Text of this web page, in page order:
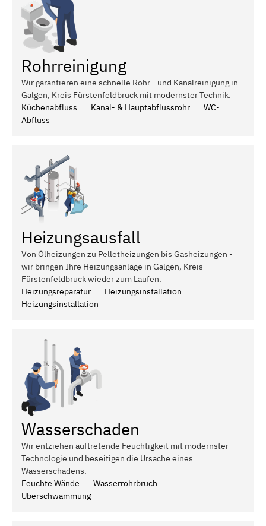
Rohrreinigung
Wir garantieren eine schnelle Rohr - und Kanalreinigung in
Galgen, Kreis Fürstenfeldbruck mit modernster Technik.
Küchenabfluss
Kanal- & Hauptabflussrohr
WC-
Abfluss
Heizungsausfall
Von Ölheizungen zu Pelletheizungen bis Gasheizungen -
wir bringen Ihre Heizungsanlage in Galgen, Kreis
Fürstenfeldbruck wieder zum Laufen.
Heizungsreparatur
Heizungsinstallation
Heizungsinstallation
Wasserschaden
Wir entziehen auftretende Feuchtigkeit mit modernster
Technologie und beseitigen die Ursache eines
Wasserschadens.
Feuchte Wände
Wasserrohrbruch
Überschwämmung